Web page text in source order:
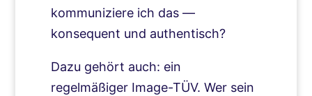
kommuniziere ich das —
konsequent und authentisch?
Dazu gehört auch: ein
regelmäßiger Image-TÜV. Wer sein